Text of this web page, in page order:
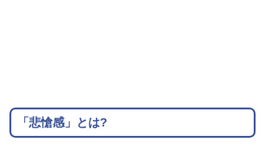
「悲愴感」とは?